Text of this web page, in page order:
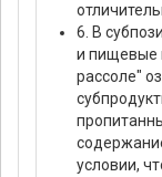
6. В
и пищевые
рассоле"
условии,